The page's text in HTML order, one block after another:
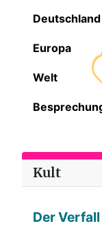
Deutschland
Europa
Welt
Kult
Der